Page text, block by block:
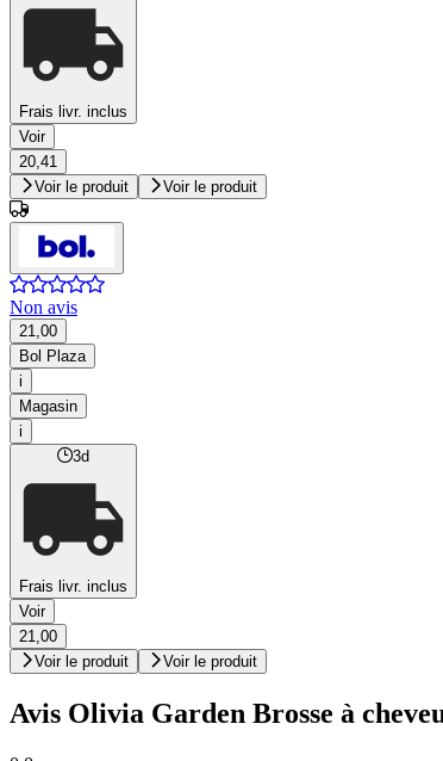
Frais livr. inclus
Voir
20,41
Voir le produit
Voir le produit
Non avis
21,00
Bol Plaza
i
Magasin
i
3d
Frais livr. inclus
Voir
21,00
Voir le produit
Voir le produit
Avis Olivia Garden Brosse à